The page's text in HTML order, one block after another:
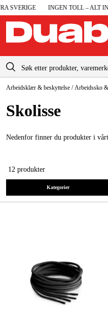
SVERIGE INGEN TOLL – ALT
Norge
Sverige
Danmark
Maskiner og verktøy
Garasje og verksted
Arbeidsklær og beskyttelse
Kampanjer
info@duab.no
Arbeidsklær & beskyttelse /Arbeidssko
Skolisse
Nedenfor finner du produkter i
12 produkter
Kategorier